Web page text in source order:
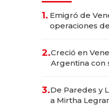
1. Emigró de
operaciones
2.Creció en
Argentina con
las marcas
3.De Paredes y
a Mirtha